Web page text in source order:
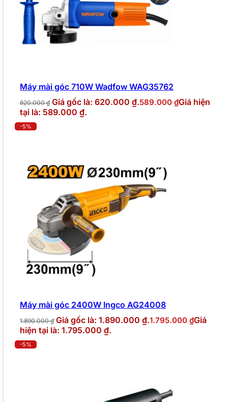
Máy mài góc 710W Wadfow WAG35762
620.000₫ Giá gốc là: 620.000 ₫.589.000 ₫Giá hiện
tại là: 589.000 ₫.
-5%
Máy mài góc 2400W Ingco AG24008
1.890.000₫ Giá gốc là: 1.890.000 ₫.1.795.000 ₫Giá
hiện tại là: 1.795.000 ₫.
-5%